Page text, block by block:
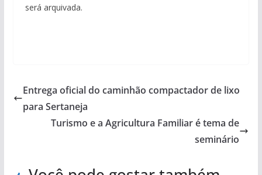
será arquivada.
Entrega oficial do caminhão compactador de lixo
para Sertaneja
Turismo e a Agricultura Familiar é tema de
seminário